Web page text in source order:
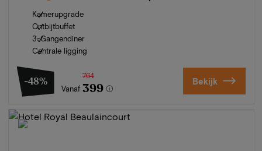
Kamerupgrade
Ontbijtbuffet
3-Gangendiner
Centrale ligging
-48%
Vanaf
764
399 Bekijk